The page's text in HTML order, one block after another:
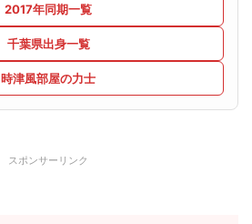
2017年同期一覧
千葉県出身一覧
時津風部屋の力士
スポンサーリンク